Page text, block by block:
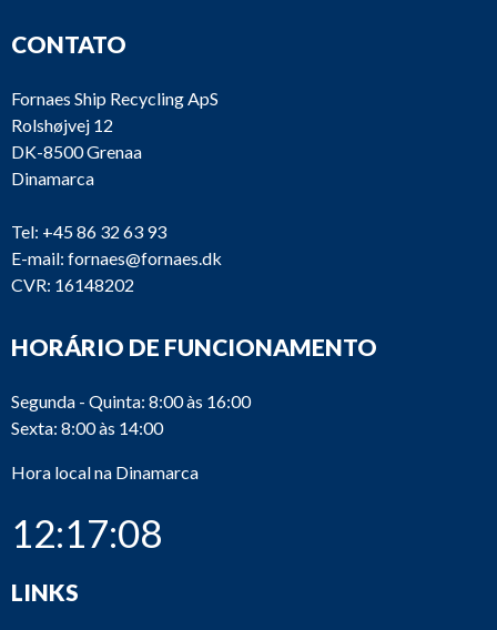
CONTATO
Fornaes Ship Recycling ApS
Rolshøjvej 12
DK-8500 Grenaa
Dinamarca
Tel: +45 86 32 63 93
E-mail: fornaes@fornaes.dk
CVR: 16148202
HORÁRIO DE FUNCIONAMENTO
Segunda - Quinta: 8:00 às 16:00
Sexta: 8:00 às 14:00
Hora local na Dinamarca
12:17:08
LINKS